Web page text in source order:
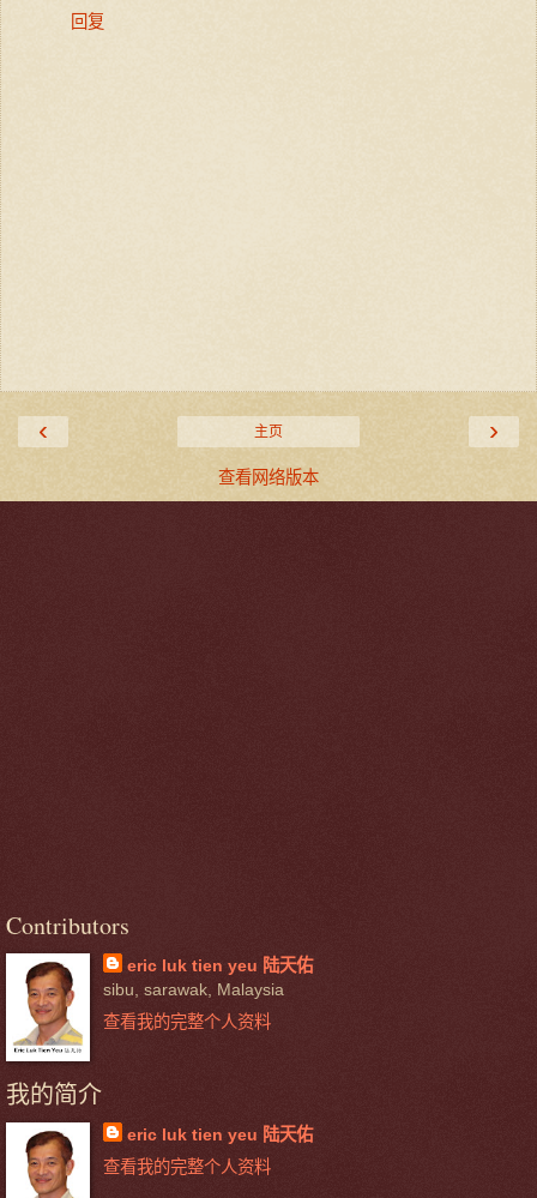
回复
‹ ›
主页
查看网络版本
Contributors
eric luk tien yeu 陆天佑
sibu, sarawak, Malaysia
查看我的完整个人资料
我的简介
eric luk tien yeu 陆天佑
查看我的完整个人资料